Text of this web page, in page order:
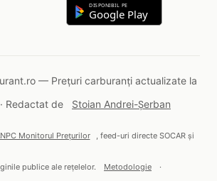
DISPONIBIL PE
Google Play
— Prețuri carburanți actualizate la
Redactat de
Stoian Andrei-Șerban
Monitorul Prețurilor , feed-uri directe SOCAR și
publice ale rețelelor. Metodologie ·